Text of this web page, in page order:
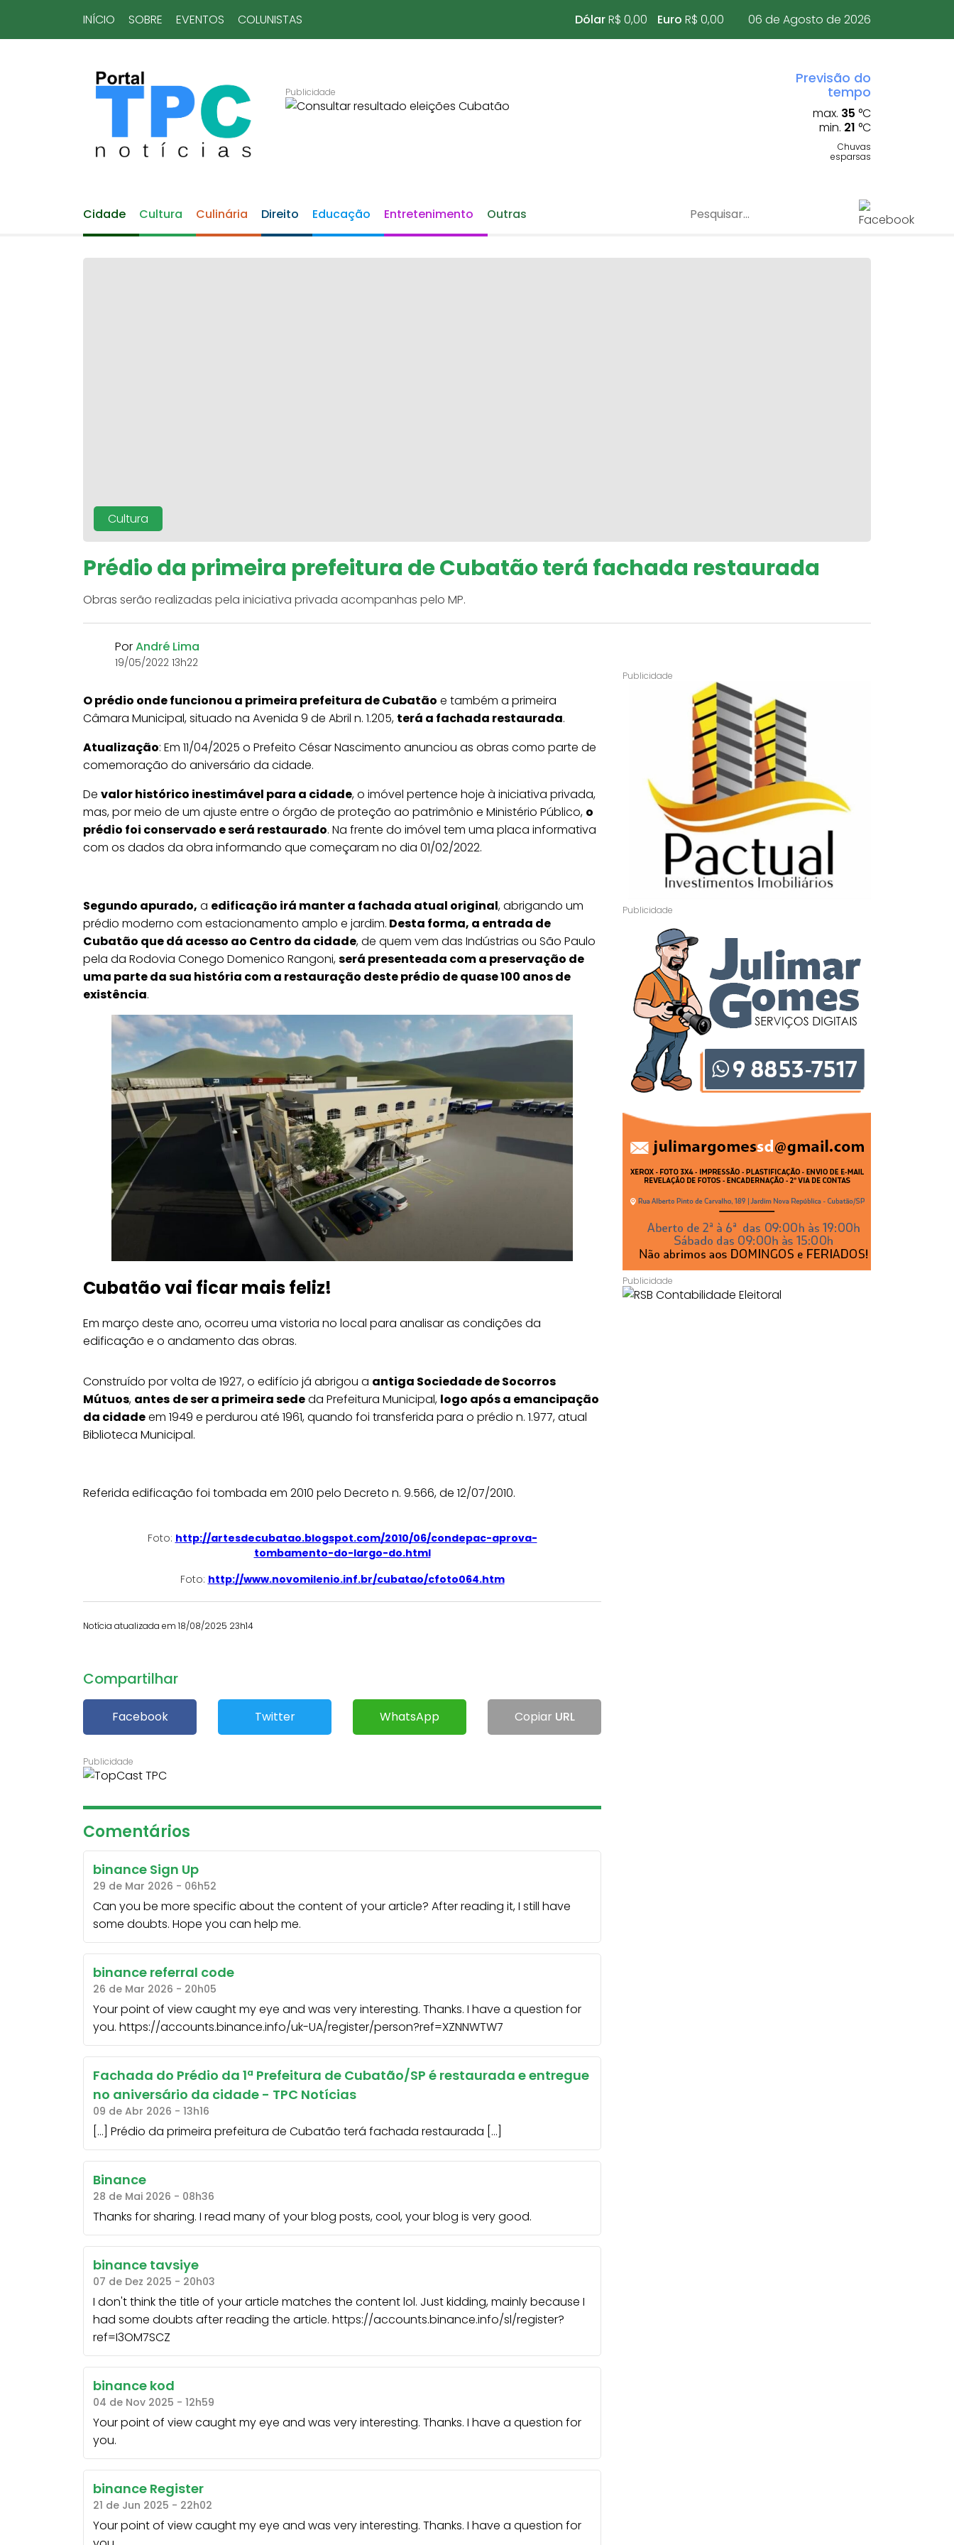
INÍCIO SOBRE EVENTOS COLUNISTAS DólarR$ 0,00 Euro R$ 0,00 06 de Agosto de 2026
Previsão do
tempo
max. 35 °C
min. 21 °C
Chuvas
esparsas
Cidade Cultura Culinária Direito Educação Entretenimento Outras
Cultura
Prédio da primeira prefeitura de Cubatão terá fachada restaurada
Obras serão realizadas pela iniciativa privada acompanhas pelo MP.
PorAndré Lima
19/05/2022 13h22
O prédio onde funcionou a primeira prefeitura de Cubatão e também a primeira
Câmara Municipal, situado na Avenida 9 de Abril n. 1.205, terá a fachada restaurada.
Atualização: Em 11/04/2025 o Prefeito César Nascimento anunciou as obras como parte de
comemoração do aniversário da cidade.
De valor histórico inestimável para a cidade, o imóvel pertence hoje à iniciativa privada,
mas, por meio de um ajuste entre o órgão de proteção ao patrimônio e Ministério Público, o
prédio foi conservado e será restaurado. Na frente do imóvel tem uma placa informativa
com os dados da obra informando que começaram no dia 01/02/2022.
Segundo apurado, a edificação irá manter a fachada atual original, abrigando um
prédio moderno com estacionamento amplo e jardim. Desta forma, a entrada de
Cubatão que dá acesso ao Centro da cidade, de quem vem das Indústrias ou São Paulo
pela da Rodovia Conego Domenico Rangoni,será presenteada com a preservação de
uma parte da sua história com a restauração deste prédio de quase 100 anos de
existência.
Cubatão vai ficar mais feliz!
Em março deste ano, ocorreu uma vistoria no local para analisar as condições da
edificação e o andamento das obras.
Construído por volta de 1927, o edifício já abrigou a antiga Sociedade de Socorros
Mútuos, antes de ser a primeira sededa Prefeitura Municipal, logo após a emancipação
da cidadeem 1949 e perdurou até 1961, quando foi transferida para o prédio n. 1.977, atual
Biblioteca Municipal.
Referida edificação foi tombada em 2010 pelo Decreto n. 9.566, de 12/07/2010.
Foto: http://artesdecubatao.blogspot.com/2010/06/condepac-aprova-
tombamento-do-largo-do.html
Foto: http://www.novomilenio.inf.br/cubatao/cfoto064.htm
Notícia atualizada em 18/08/2025 23h14
Compartilhar
Facebook Twitter WhatsApp Copiar URL
Comentários
binance Sign Up
29 de Mar 2026 - 06h52
Can you be more specific about the content of your article? After reading it, I still have
some doubts. Hope you can help me.
binance referral code
26 de Mar 2026 - 20h05
Your point of view caught my eye and was very interesting. Thanks. I have a question for
you. https://accounts.binance.info/uk-UA/register/person?ref=XZNNWTW7
Fachada do Prédio da 1ª Prefeitura de Cubatão/SP é restaurada e entregue
no aniversário da cidade - TPC Notícias
09 de Abr 2026 - 13h16
[…] Prédio da primeira prefeitura de Cubatão terá fachada restaurada […]
Binance
28 de Mai 2026 - 08h36
Thanks for sharing. I read many of your blog posts, cool, your blog is very good.
binance tavsiye
07 de Dez 2025 - 20h03
I don't think the title of your article matches the content lol. Just kidding, mainly because I
had some doubts after reading the article. https://accounts.binance.info/sl/register?
ref=I3OM7SCZ
binance kod
04 de Nov 2025 - 12h59
Your point of view caught my eye and was very interesting. Thanks. I have a question for
you.
binance Register
21 de Jun 2025 - 22h02
Your point of view caught my eye and was very interesting. Thanks. I have a question for